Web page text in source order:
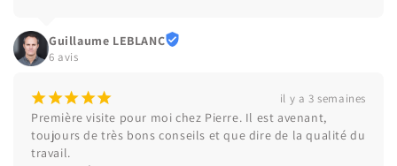
Guillaume LEBLANC
6 avis
¡¡¡¡¡ il y a 3 semaines
Première visite pour moi chez Pierre. Il est avenant,
toujours de très bons conseils et que dire de la qualité du
travail.